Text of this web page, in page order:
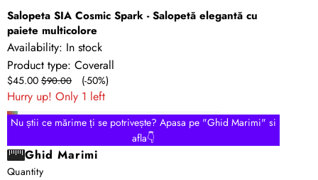
or
unavailable
Salopeta SIA Cosmic Spark - Salopetă elegantă cu
paiete multicolore
Availability: In stock
Product type: Coverall
Sale
price
$45.00 Regular
price
$90.00 (-50%)
Hurry up! Only 1 left
Nu știi ce mărime ți se potrivește? Apasa pe "Ghid Marimi" si
afla👇
Ghid Marimi
Quantity